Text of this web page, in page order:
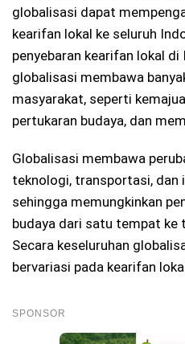
globalisasi dapat
kearifan lokal ke seluruh
penyebaran kearifan lokal
globalisasi membawa
masyarakat, seperti
pertukaran budaya, dan
Globalisasi membawa
teknologi, transportasi, dan
sehingga memungkinkan
budaya dari satu tempat ke
Secara keseluruhan
bervariasi pada kearifan
SPONSOR